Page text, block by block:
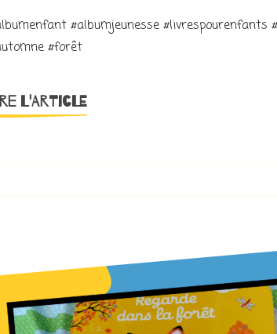
#albumjeunesse
#forêt
L'ARTICLE